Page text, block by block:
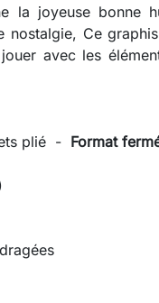
la joyeuse bonne
nostalgie, Ce
avec les
plié - Format